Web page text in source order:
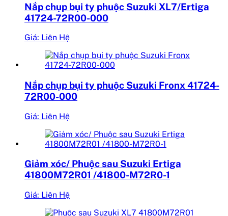
Nắp chụp bụi ty phuộc Suzuki XL7/Ertiga
41724-72R00-000
Giá: Liên Hệ
Nắp chụp bụi ty phuộc Suzuki Fronx 41724-
72R00-000
Giá: Liên Hệ
Giảm xóc/ Phuộc sau Suzuki Ertiga
41800M72R01 /41800-M72R0-1
Giá: Liên Hệ